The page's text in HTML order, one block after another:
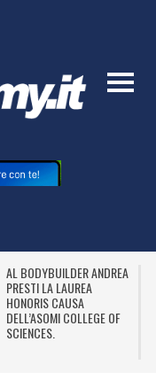
AL BODYBUILDER ANDREA
PRESTI LA LAUREA
HONORIS CAUSA
DELL’ASOMI COLLEGE OF
SCIENCES.